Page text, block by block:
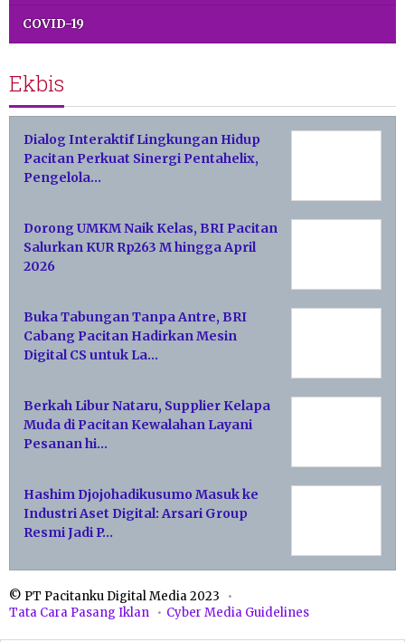
COVID-19
Ekbis
Dialog Interaktif Lingkungan Hidup
Pacitan Perkuat Sinergi Pentahelix,
Pengelola…
Dorong UMKM Naik Kelas, BRI Pacitan
Salurkan KUR Rp263 M hingga April
2026
Buka Tabungan Tanpa Antre, BRI
Cabang Pacitan Hadirkan Mesin
Digital CS untuk La…
Berkah Libur Nataru, Supplier Kelapa
Muda di Pacitan Kewalahan Layani
Pesanan hi…
Hashim Djojohadikusumo Masuk ke
Industri Aset Digital: Arsari Group
Resmi Jadi P…
© PT Pacitanku Digital Media 2023
Tata Cara Pasang Iklan
Cyber Media Guidelines